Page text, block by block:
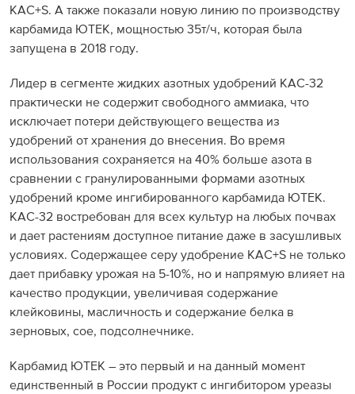
КАС+S. А также показали новую линию по производству
карбамида ЮТЕК, мощностью 35т/ч, которая была
запущена в 2018 году.
Лидер в сегменте жидких азотных удобрений КАС-32
практически не содержит свободного аммиака, что
исключает потери действующего вещества из
удобрений от хранения до внесения. Во время
использования сохраняется на 40% больше азота в
сравнении с гранулированными формами азотных
удобрений кроме ингибированного карбамида ЮТЕК.
КАС-32 востребован для всех культур на любых почвах
и дает растениям доступное питание даже в засушливых
условиях. Содержащее серу удобрение КАС+S не только
дает прибавку урожая на 5-10%, но и напрямую влияет на
качество продукции, увеличивая содержание
клейковины, масличность и содержание белка в
зерновых, сое, подсолнечнике.
Карбамид ЮТЕК – это первый и на данный момент
единственный в России продукт с ингибитором уреазы